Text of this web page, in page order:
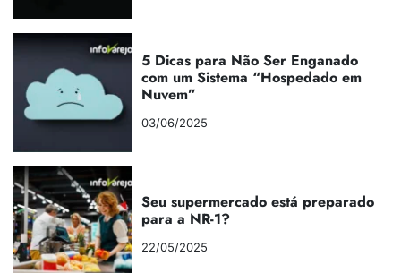
5 Dicas para Não Ser Enganado
com um Sistema “Hospedado em
Nuvem”
03/06/2025
Seu supermercado está preparado
para a NR-1?
22/05/2025